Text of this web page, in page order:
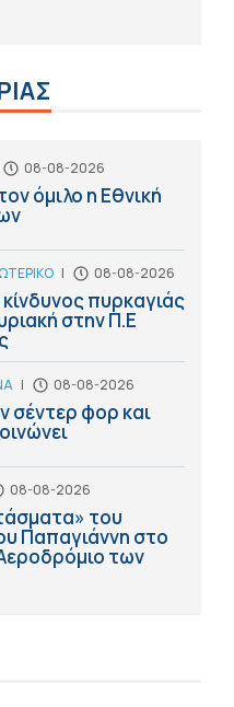
08-08-2026
όμιλο η Εθνική
| 08-08-2026
πυρκαγιάς
στην Π.Ε
| 08-08-2026
σέντερ φορ και
08-08-2026
του
Παπαγιάννη στο
των